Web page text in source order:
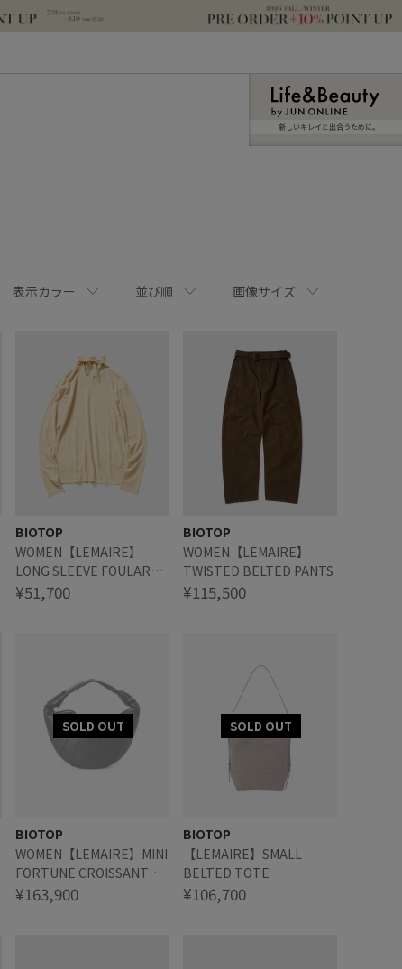
新しいキレイと出合うために。
表示カラー 並び順 画像サイズ
BIOTOP
WOMEN【LEMAIRE】
LONG SLEEVE FOULARD
TOP
¥51,700
BIOTOP
WOMEN【LEMAIRE】
TWISTED BELTED PANTS
¥115,500
BIOTOP
WOMEN【LEMAIRE】MINI
FORTUNE CROISSANT
BAG
¥163,900
BIOTOP
【LEMAIRE】SMALL
BELTED TOTE
¥106,700